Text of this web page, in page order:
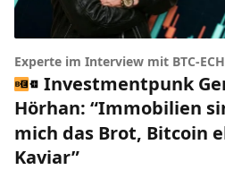
Experte im Interview mit BTC-
Investmentpunk
Hörhan: “Immobilien
mich das Brot, Bitcoin
Kaviar”